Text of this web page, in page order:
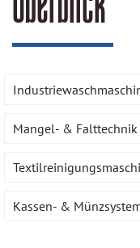
Mangel- & Falttechnik
Kassen- &